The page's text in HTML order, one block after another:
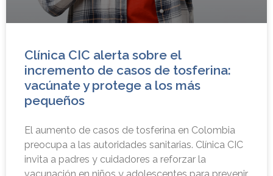
Clínica CIC alerta sobre el
incremento de casos de tosferina:
vacúnate y protege a los más
pequeños
El aumento de casos de tosferina en Colombia
preocupa a las autoridades sanitarias. Clínica CIC
invita a padres y cuidadores a reforzar la
vacunación en niños y adolescentes para prevenir